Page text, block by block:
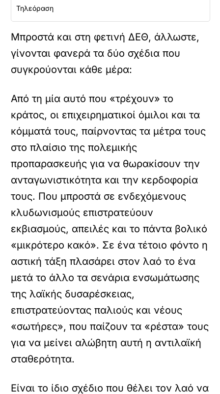
Τηλεόραση
Μπροστά και στη φετινή ΔΕΘ, άλλωστε,
γίνονται φανερά τα δύο σχέδια που
συγκρούονται κάθε μέρα:
Από τη μία αυτό που «τρέχουν» το
κράτος, οι επιχειρηματικοί όμιλοι και τα
κόμματά τους, παίρνοντας τα μέτρα τους
στο πλαίσιο της πολεμικής
προπαρασκευής για να θωρακίσουν την
ανταγωνιστικότητα και την κερδοφορία
τους. Που μπροστά σε ενδεχόμενους
κλυδωνισμούς επιστρατεύουν
εκβιασμούς, απειλές και το πάντα βολικό
«μικρότερο κακό». Σε ένα τέτοιο φόντο η
αστική τάξη πλασάρει στον λαό το ένα
μετά το άλλο τα σενάρια ενσωμάτωσης
της λαϊκής δυσαρέσκειας,
επιστρατεύοντας παλιούς και νέους
«σωτήρες», που παίζουν τα «ρέστα» τους
για να μείνει αλώβητη αυτή η αντιλαϊκή
σταθερότητα.
Είναι το ίδιο σχέδιο που θέλει τον λαό να